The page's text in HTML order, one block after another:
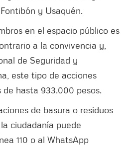
y Usaquén.
en el espacio público es
a la convivencia y,
de Seguridad y
este tipo de acciones
hasta 933.000 pesos.
de basura o residuos
ciudadanía puede
110 o al WhatsApp